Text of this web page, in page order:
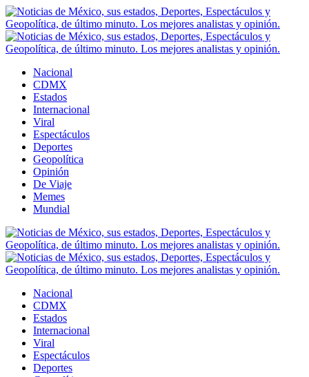
Nacional
CDMX
Estados
Internacional
Viral
Espectáculos
Deportes
Geopolítica
Opinión
De Viaje
Memes
Mundial
Nacional
CDMX
Estados
Internacional
Viral
Espectáculos
Deportes